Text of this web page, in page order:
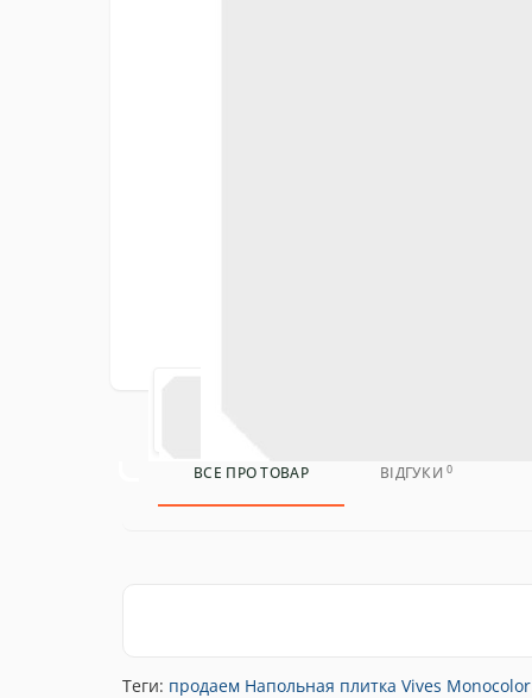
ВСЕ ПРО ТОВАР ВІДГУКИ0
Теги: продаем Напольная плитка Vives Monocolor